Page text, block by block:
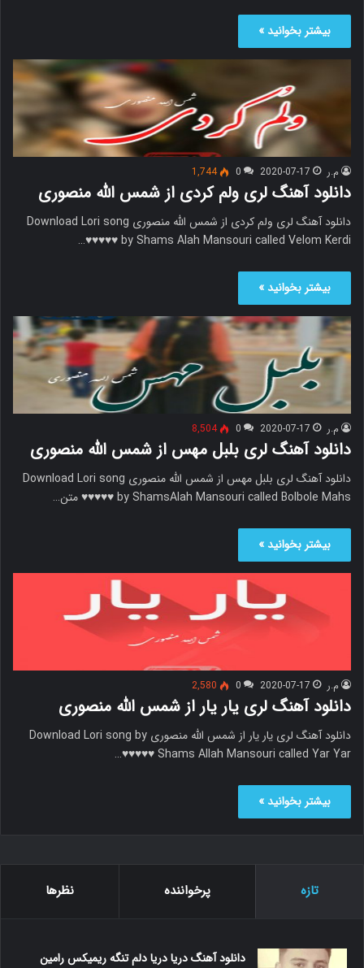
بیشتر بخوانید »
م.ر 2020-07-17
0
1,744
دانلود آهنگ لری ولم کردی از شمس الله منصوری
دانلود آهنگ لری ولم کردی از شمس الله منصوری Download Lori song
by Shams Alah Mansouri called Velom Kerdi ♥♥♥♥♥…
بیشتر بخوانید »
م.ر 2020-07-17
0
8,504
دانلود آهنگ لری بلبل مهس از شمس الله منصوری
دانلود آهنگ لری بلبل مهس از شمس الله منصوری Download Lori song
by ShamsAlah Mansouri called Bolbole Mahs ♥♥♥♥♥ متن…
بیشتر بخوانید »
م.ر 2020-07-17
0
2,580
دانلود آهنگ لری یار یار از شمس الله منصوری
دانلود آهنگ لری یار یار از شمس الله منصوری Download Lori song by
Shams Allah Mansouri called Yar Yar ♥♥♥♥♥…
بیشتر بخوانید »
تازه پرخواننده نظرها
دانلود آهنگ دریا دریا دلم تنگه ریمیکس رامین